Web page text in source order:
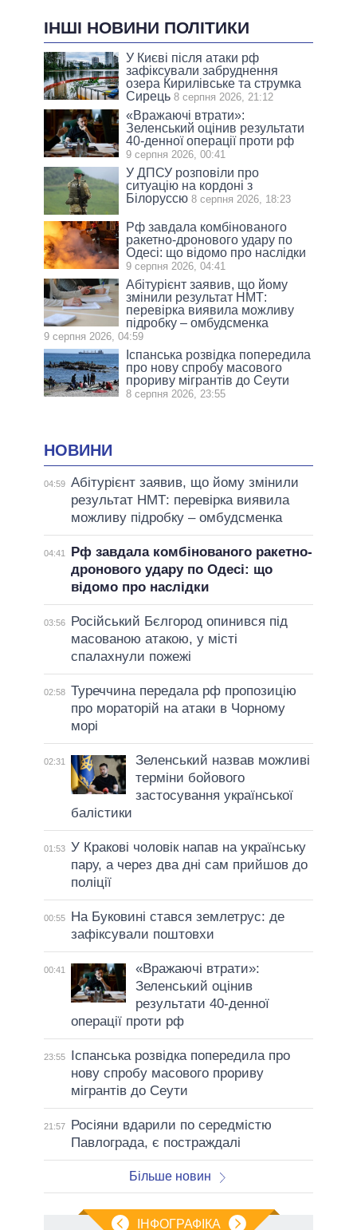
ІНШІ НОВИНИ ПОЛІТИКИ
У Києві після атаки рф
зафіксували забруднення
озера Кирилівське та струмка
Сирець 8 серпня 2026, 21:12
«Вражаючі втрати»:
Зеленський оцінив результати
40-денної операції проти рф
9 серпня 2026, 00:41
У ДПСУ розповіли про
ситуацію на кордоні з
Білоруссю 8 серпня 2026, 18:23
Рф завдала комбінованого
ракетно-дронового удару по
Одесі: що відомо про наслідки
9 серпня 2026, 04:41
Абітурієнт заявив, що йому
змінили результат НМТ:
перевірка виявила можливу
підробку – омбудсменка
9 серпня 2026, 04:59
Іспанська розвідка попередила
про нову спробу масового
прориву мігрантів до Сеути
8 серпня 2026, 23:55
НОВИНИ
04:59 Абітурієнт заявив, що йому змінили
результат НМТ: перевірка виявила
можливу підробку – омбудсменка
04:41
Рф завдала комбінованого ракетно-
дронового удару по Одесі: що
відомо про наслідки
03:56
Російський Бєлгород опинився під
масованою атакою, у місті
спалахнули пожежі
02:58 Туреччина передала рф пропозицію
про мораторій на атаки в Чорному
морі
02:31
Зеленський назвав можливі
терміни бойового
застосування української
балістики
01:53 У Кракові чоловік напав на українську
пару, а через два дні сам прийшов до
поліції
00:55
На Буковині стався землетрус: де
зафіксували поштовхи
00:41
«Вражаючі втрати»:
Зеленський оцінив
результати 40-денної
операції проти рф
23:55
Іспанська розвідка попередила про
нову спробу масового прориву
мігрантів до Сеути
21:57
Росіяни вдарили по середмістю
Павлограда, є постраждалі
Більше новин
ІНФОГРАФІКА